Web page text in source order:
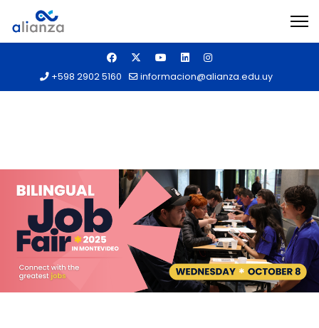
+598 2902 5160 informacion@alianza.edu.uy